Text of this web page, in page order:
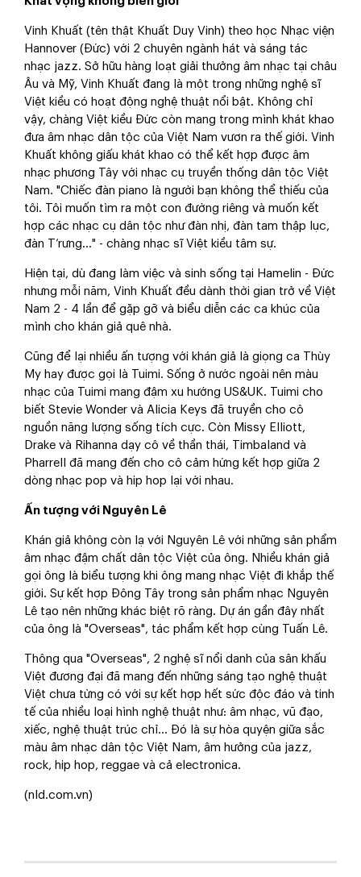
Vinh Khuất (tên thật Khuất Duy Vinh) theo học Nhạc viện
Hannover (Đức) với 2 chuyên ngành hát và sáng tác
nhạc jazz. Sở hữu hàng loạt giải thưởng âm nhạc tại châu
Âu và Mỹ, Vinh Khuất đang là một trong những nghệ sĩ
Việt kiều có hoạt động nghệ thuật nổi bật. Không chỉ
vậy, chàng Việt kiều Đức còn mang trong mình khát khao
đưa âm nhạc dân tộc của Việt Nam vươn ra thế giới. Vinh
Khuất không giấu khát khao có thể kết hợp được âm
nhạc phương Tây với nhạc cụ truyền thống dân tộc Việt
Nam. "Chiếc đàn piano là người bạn không thể thiếu của
tôi. Tôi muốn tìm ra một con đường riêng và muốn kết
hợp các nhạc cụ dân tộc như đàn nhị, đàn tam thập lục,
đàn T’rưng..." - chàng nhạc sĩ Việt kiều tâm sự.
Hiện tại, dù đang làm việc và sinh sống tại Hamelin - Đức
nhưng mỗi năm, Vinh Khuất đều dành thời gian trở về Việt
Nam 2 - 4 lần để gặp gỡ và biểu diễn các ca khúc của
mình cho khán giả quê nhà.
Cũng để lại nhiều ấn tượng với khán giả là giọng ca Thùy
My hay được gọi là Tuimi. Sống ở nước ngoài nên màu
nhạc của Tuimi mang đậm xu hướng US&UK. Tuimi cho
biết Stevie Wonder và Alicia Keys đã truyền cho cô
nguồn năng lượng sống tích cực. Còn Missy Elliott,
Drake và Rihanna dạy cô về thần thái, Timbaland và
Pharrell đã mang đến cho cô cảm hứng kết hợp giữa 2
dòng nhạc pop và hip hop lại với nhau.
Ấn tượng với Nguyên Lê
Khán giả không còn lạ với Nguyên Lê với những sản phẩm
âm nhạc đậm chất dân tộc Việt của ông. Nhiều khán giả
gọi ông là biểu tượng khi ông mang nhạc Việt đi khắp thế
giới. Sự kết hợp Đông Tây trong sản phẩm nhạc Nguyên
Lê tạo nên những khác biệt rõ ràng. Dự án gần đây nhất
của ông là "Overseas", tác phẩm kết hợp cùng Tuấn Lê.
Thông qua "Overseas", 2 nghệ sĩ nổi danh của sân khấu
Việt đương đại đã mang đến những sáng tạo nghệ thuật
Việt chưa từng có với sự kết hợp hết sức độc đáo và tinh
tế của nhiều loại hình nghệ thuật như: âm nhạc, vũ đạo,
xiếc, nghệ thuật trúc chỉ... Đó là sự hòa quyện giữa sắc
màu âm nhạc dân tộc Việt Nam, âm hưởng của jazz,
rock, hip hop, reggae và cả electronica.
(nld.com.vn)